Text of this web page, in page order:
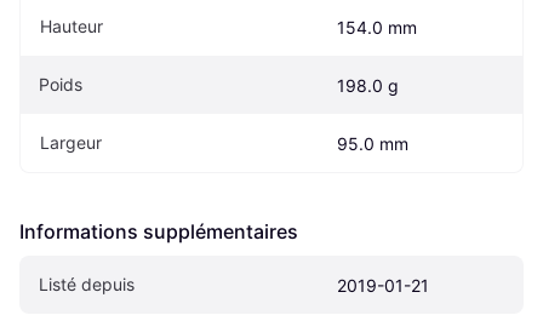
Hauteur 154.0 mm
Poids 198.0 g
Largeur 95.0 mm
Informations supplémentaires
Listé depuis 2019-01-21